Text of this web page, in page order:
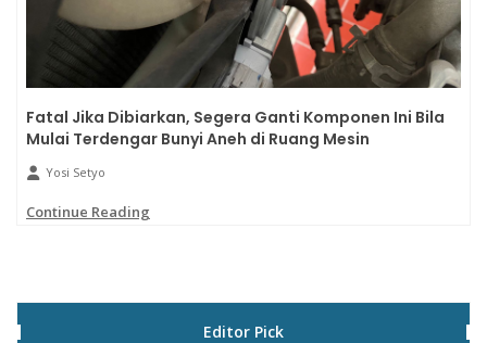
Fatal Jika Dibiarkan, Segera Ganti Komponen Ini Bila
Mulai Terdengar Bunyi Aneh di Ruang Mesin
Yosi Setyo
Continue Reading
Editor Pick